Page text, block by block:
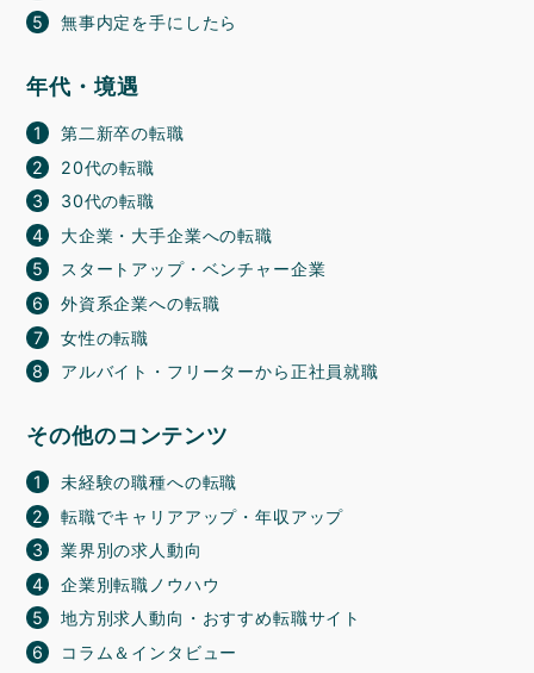
無事内定を手にしたら
年代・境遇
第二新卒の転職
20代の転職
30代の転職
大企業・大手企業への転職
スタートアップ・ベンチャー企業
外資系企業への転職
女性の転職
アルバイト・フリーターから正社員就職
その他のコンテンツ
未経験の職種への転職
転職でキャリアアップ・年収アップ
業界別の求人動向
企業別転職ノウハウ
地方別求人動向・おすすめ転職サイト
コラム＆インタビュー